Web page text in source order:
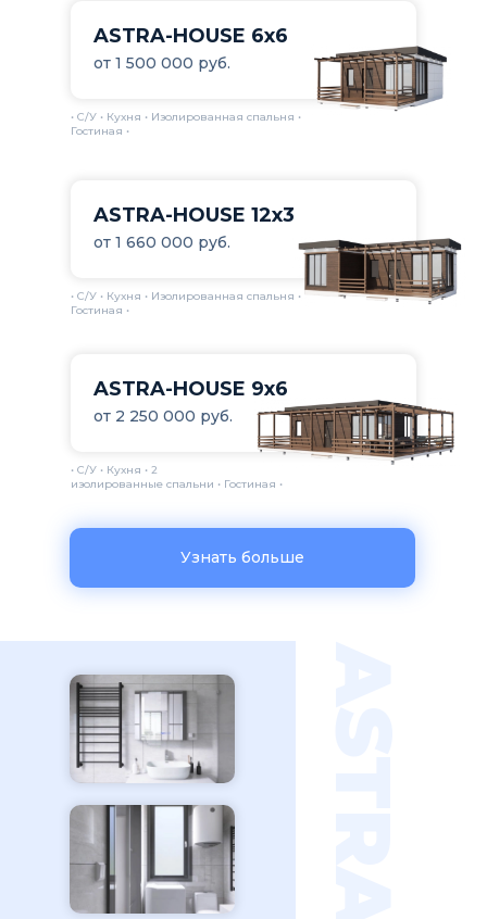
Узнать больше
ASTRA-HOUSE 6х6
ASTRA-HOUSE 12х3
ASTRA-HOUSE 9х6
от 1 500 000 руб.
от 1 660 000 руб.
от 2 250 000 руб.
• С/У • Кухня • Изолированная спальня •
Гостиная •
• С/У • Кухня • Изолированная спальня •
Гостиная •
• С/У • Кухня • 2
изолированные спальни • Гостиная •